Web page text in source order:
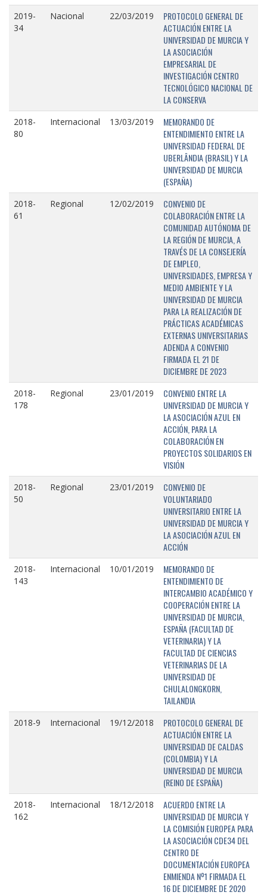
2019-
34
Nacional 22/03/2019
PROTOCOLO GENERAL DE
ACTUACIÓN ENTRE LA
UNIVERSIDAD DE MURCIA Y
LA ASOCIACIÓN
EMPRESARIAL DE
INVESTIGACIÓN CENTRO
TECNOLÓGICO NACIONAL DE
LA CONSERVA
2018-
80
Internacional 13/03/2019
MEMORANDO DE
ENTENDIMIENTO ENTRE LA
UNIVERSIDAD FEDERAL DE
UBERLÂNDIA (BRASIL) Y LA
UNIVERSIDAD DE MURCIA
(ESPAÑA)
2018-
61
Regional 12/02/2019
CONVENIO DE
COLABORACIÓN ENTRE LA
COMUNIDAD AUTÓNOMA DE
LA REGIÓN DE MURCIA, A
TRAVÉS DE LA CONSEJERÍA
DE EMPLEO,
UNIVERSIDADES, EMPRESA Y
MEDIO AMBIENTE Y LA
UNIVERSIDAD DE MURCIA
PARA LA REALIZACIÓN DE
PRÁCTICAS ACADÉMICAS
EXTERNAS UNIVERSITARIAS
ADENDA A CONVENIO
FIRMADA EL 21 DE
DICIEMBRE DE 2023
2018-
178
Regional 23/01/2019
CONVENIO ENTRE LA
UNIVERSIDAD DE MURCIA Y
LA ASOCIACIÓN AZUL EN
ACCIÓN, PARA LA
COLABORACIÓN EN
PROYECTOS SOLIDARIOS EN
VISIÓN
2018-
50
Regional 23/01/2019
CONVENIO DE
VOLUNTARIADO
UNIVERSITARIO ENTRE LA
UNIVERSIDAD DE MURCIA Y
LA ASOCIACIÓN AZUL EN
ACCIÓN
2018-
143
Internacional 10/01/2019
MEMORANDO DE
ENTENDIMIENTO DE
INTERCAMBIO ACADÉMICO Y
COOPERACIÓN ENTRE LA
UNIVERSIDAD DE MURCIA,
ESPAÑA (FACULTAD DE
VETERINARIA) Y LA
FACULTAD DE CIENCIAS
VETERINARIAS DE LA
UNIVERSIDAD DE
CHULALONGKORN,
TAILANDIA
2018-9 Internacional 19/12/2018
PROTOCOLO GENERAL DE
ACTUACIÓN ENTRE LA
UNIVERSIDAD DE CALDAS
(COLOMBIA) Y LA
UNIVERSIDAD DE MURCIA
(REINO DE ESPAÑA)
2018-
162
Internacional 18/12/2018
ACUERDO ENTRE LA
UNIVERSIDAD DE MURCIA Y
LA COMISIÓN EUROPEA PARA
LA ASOCIACIÓN CDE34 DEL
CENTRO DE
DOCUMENTACIÓN EUROPEA
ENMIENDA Nº1 FIRMADA EL
16 DE DICIEMBRE DE 2020